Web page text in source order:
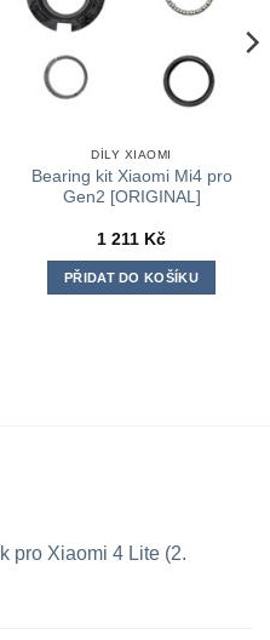
DÍLY XIAOMI
Bearing kit Xiaomi Mi4 pro
Gen2 [ORIGINAL]
1 211 Kč
PŘIDAT DO KOŠÍKU
pro Xiaomi 4 Lite (2.